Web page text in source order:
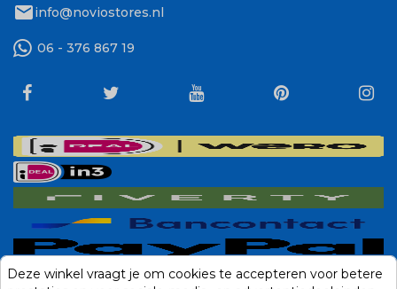
mailinfo@noviostores.nl
06 - 376 867 19
Deze winkel vraagt je om cookies te accepteren voor betere